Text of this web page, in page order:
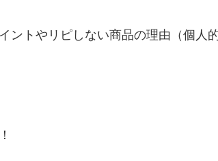
ントやリピしない商品の理由（個人